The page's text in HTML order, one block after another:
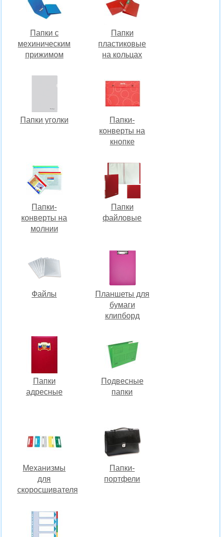
Папки с
мехиническим
прижимом
Папки
пластиковые
на кольцах
Папки уголки
Папки-
конверты на
кнопке
Папки-
конверты на
молнии
Папки
файловые
Файлы
Планшеты для
бумаги
клипборд
Папки
адресные
Подвесные
папки
Механизмы
для
скоросшивателя
Папки-
портфели